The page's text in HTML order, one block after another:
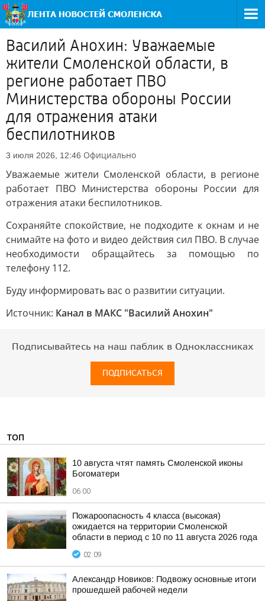
Василий Анохин: Уважаемые
жители Смоленской области, в
регионе работает ПВО
Министерства обороны России
для отражения атаки
беспилотников
3 июля 2026, 12:46 Официально
Уважаемые жители Смоленской области, в регионе
работает ПВО Министерства обороны России для
отражения атаки беспилотников.
Сохраняйте спокойствие, не подходите к окнам и не
снимайте на фото и видео действия сил ПВО. В случае
необходимости обращайтесь за помощью по
телефону 112.
Буду информировать вас о развитии ситуации.
Источник: Канал в МАКС "Василий Анохин"
Подписывайтесь на наш паблик в Одноклассниках
ПОДПИСАТЬСЯ
ТОП
10 августа чтят память Смоленской иконы
Богоматери
06:00
Пожароопасность 4 класса (высокая)
ожидается на территории Смоленской
области в период с 10 по 11 августа 2026 года
02:09
Александр Новиков: Подвожу основные итоги
прошедшей рабочей недели